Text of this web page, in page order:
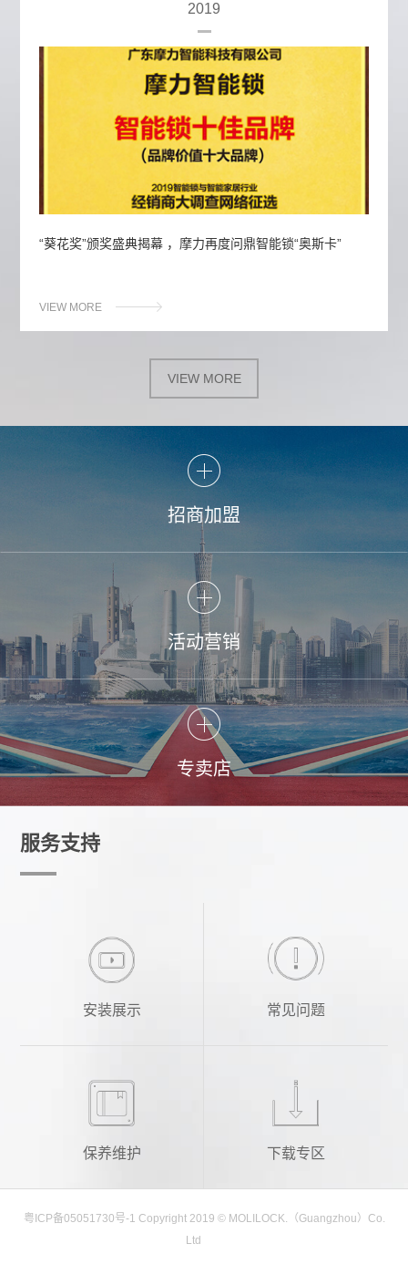
2019
“葵花奖”颁奖盛典揭幕 ，摩力再度问鼎智能锁“奥斯卡”
VIEW MORE
VIEW MORE
招商加盟
活动营销
专卖店
服务支持
安装展示 常见问题
保养维护 下载专区
粤ICP备05051730号-1 Copyright 2019 © MOLILOCK.（Guangzhou）Co.
Ltd